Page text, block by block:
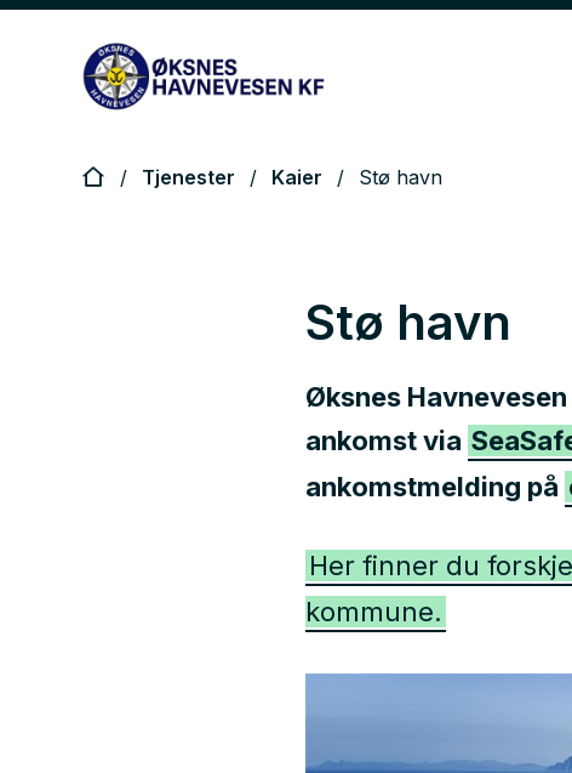
Du er her:Tjenester Kaier Stø havn
Stø havn
Øksnes
ankomst via
ankomstmelding på
Her finner du
kommune.